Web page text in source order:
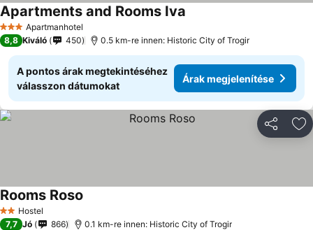
3 KategóriaApartmanhotel
Apartments and Rooms Iva
8,8 Kiváló 450 0.5 km-re innen: Historic City of Trogir
A pontos árak megtekintéséhez
válasszon dátumokat
Árak megjelenítése
2 Kategória
Hostel
Rooms Roso
7,7 Jó 866 0.1 km-re innen: Historic City of Trogir